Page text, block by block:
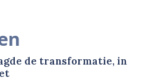
de transformatie, in